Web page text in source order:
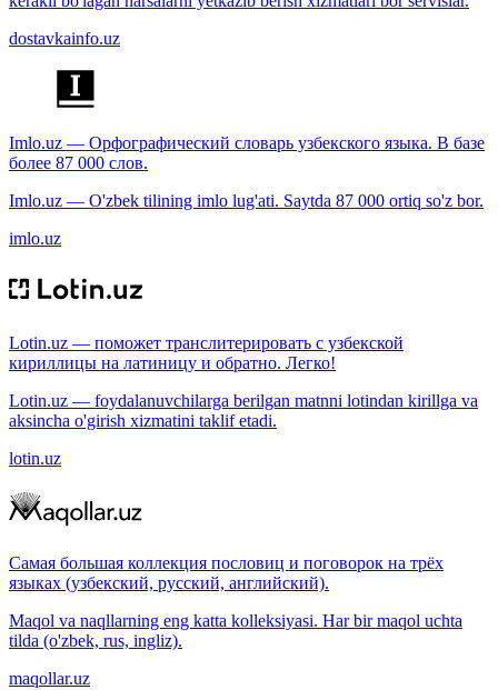
dostavkainfo.uz
Imlo.uz — Орфографический словарь узбекского языка. В базе
более 87 000 слов.
Imlo.uz — O'zbek tilining imlo lug'ati. Saytda 87 000 ortiq so'z bor.
imlo.uz
Lotin.uz — поможет транслитерировать с узбекской
кириллицы на латиницу и обратно. Легко!
Lotin.uz — foydalanuvchilarga berilgan matnni lotindan kirillga va
aksincha o'girish xizmatini taklif etadi.
lotin.uz
Самая большая коллекция пословиц и поговорок на трёх
языках (узбекский, русский, английский).
Maqol va naqllarning eng katta kolleksiyasi. Har bir maqol uchta
tilda (o'zbek, rus, ingliz).
maqollar.uz